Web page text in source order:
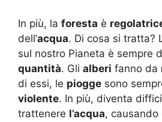
In più, la foresta è
dell’acqua. Di cosa si tratta?
sul nostro Pianeta è sempre
quantità. Gli alberi fanno da
di essi, le piogge sono
violente. In più, diventa
trattenere l’acqua, causando